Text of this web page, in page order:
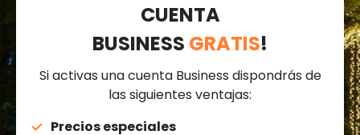
CUENTA
BUSINESS GRATIS!
Si activas una cuenta Business dispondrás de
las siguientes ventajas:
Precios especiales